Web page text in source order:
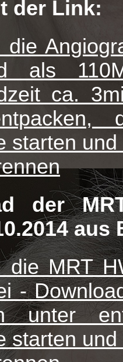
der Link:
die
als
ca.
starten
der
die MRT
-
unter
starten